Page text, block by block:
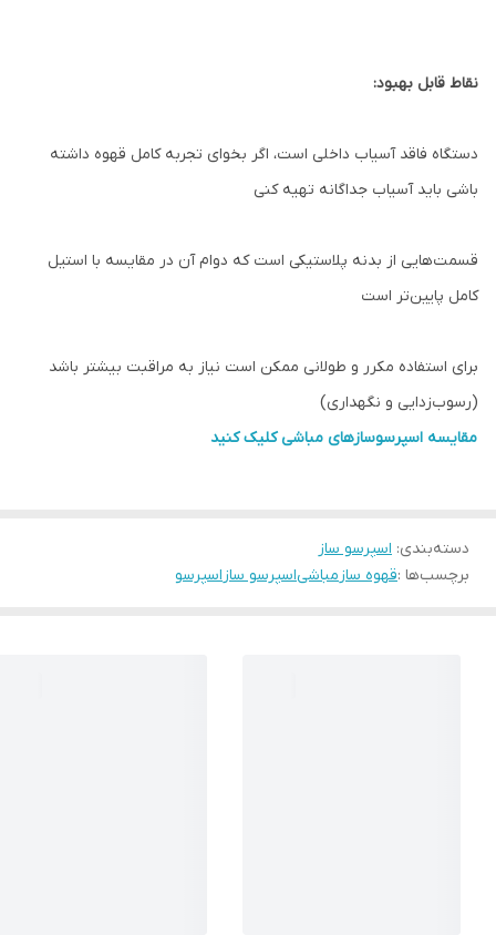
نقاط قابل بهبود:
دستگاه فاقد آسیاب داخلی است، اگر بخوای تجربه کامل قهوه داشته
باشی باید آسیاب جداگانه تهیه کنی
قسمت‌هایی از بدنه پلاستیکی است که دوام آن در مقایسه با استیل
کامل پایین‌تر است
برای استفاده مکرر و طولانی ممکن است نیاز به مراقبت بیشتر باشد
(رسوب‌زدایی و نگهداری)
مقایسه اسپرسوسازهای مباشی کلیک کنید
دسته‌بندی: اسپرسو ساز
برچسب‌ها :قهوه سازمباشیاسپرسو سازاسپرسو